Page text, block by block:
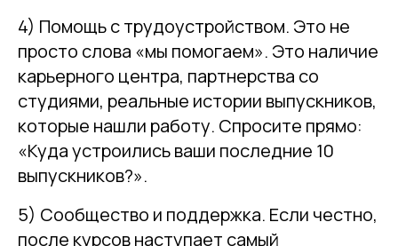
4) Помощь с трудоустройством. Это не
просто слова «мы помогаем». Это наличие
карьерного центра, партнерства со
студиями, реальные истории выпускников,
которые нашли работу. Спросите прямо:
«Куда устроились ваши последние 10
выпускников?».
5) Сообщество и поддержка. Если честно,
после курсов наступает самый